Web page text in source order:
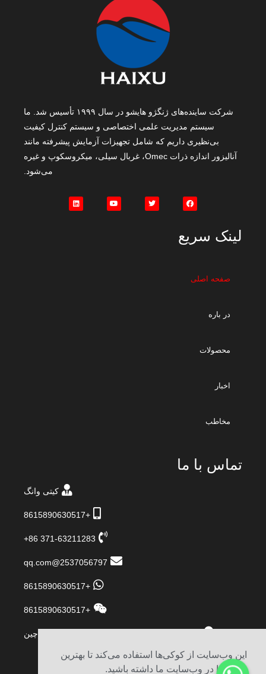
این وب‌سایت از کوکی‌ها استفاده می‌کند تا بهترین
تجربه را در وب‌سایت ما داشته باشید.
شرکت ساینده‌های ژنگژو هایشو در سال ۱۹۹۹ تأسیس شد. ما
سیستم مدیریت علمی اختصاصی و سیستم کنترل کیفیت
بی‌نظیری داریم که شامل تجهیزات آزمایش پیشرفته مانند
آنالیزور اندازه ذرات Omec، غربال سیلی، میکروسکوپ و غیره
می‌شود.
لینک سریع
صفحه اصلی
در باره
محصولات
اخبار
مخاطب
تماس با ما
کیتی وانگ
+8615890630517
‎+86 371-63211283‎
2537056797@qq.com
+8615890630517
+8615890630517